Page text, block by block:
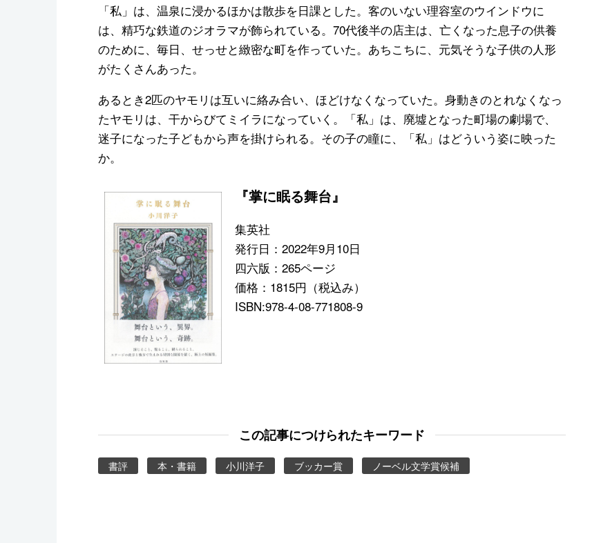
「私」は、温泉に浸かるほかは散歩を日課とした。客のいない理容室のウインドウに
は、精巧な鉄道のジオラマが飾られている。70代後半の店主は、亡くなった息子の供養
のために、毎日、せっせと緻密な町を作っていた。あちこちに、元気そうな子供の人形
がたくさんあった。
あるとき2匹のヤモリは互いに絡み合い、ほどけなくなっていた。身動きのとれなくなっ
たヤモリは、干からびてミイラになっていく。「私」は、廃墟となった町場の劇場で、
迷子になった子どもから声を掛けられる。その子の瞳に、「私」はどういう姿に映った
か。
『掌に眠る舞台』
集英社
発行日：2022年9月10日
四六版：265ページ
価格：1815円（税込み）
ISBN:978-4-08-771808-9
この記事につけられたキーワード
書評 本・書籍 小川洋子 ブッカー賞 ノーベル文学賞候補